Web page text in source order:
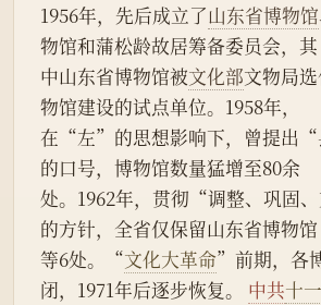
1956年，先后成立了山东省博物馆
物馆和蒲松龄故居筹备委员会，其
中山东省博物馆被文化部文物局
物馆建设的试点单位。1958年，
在“左”的思想影响下，曾提出“
的口号，博物馆数量猛增至80余
处。1962年，贯彻“调整、巩固
的方针，全省仅保留山东省博物馆
等6处。“文化大革命”前期，各
闭，1971年后逐步恢复。 中共十一